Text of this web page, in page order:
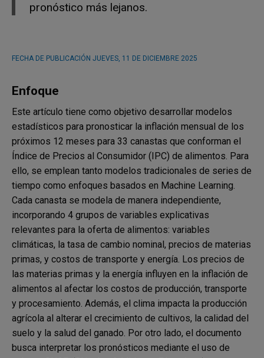
pronóstico más lejanos.
FECHA DE PUBLICACIÓN JUEVES, 11 DE DICIEMBRE 2025
Enfoque
Este artículo tiene como objetivo desarrollar modelos
estadísticos para pronosticar la inflación mensual de los
próximos 12 meses para 33 canastas que conforman el
Índice de Precios al Consumidor (IPC) de alimentos. Para
ello, se emplean tanto modelos tradicionales de series de
tiempo como enfoques basados en Machine Learning.
Cada canasta se modela de manera independiente,
incorporando 4 grupos de variables explicativas
relevantes para la oferta de alimentos: variables
climáticas, la tasa de cambio nominal, precios de materias
primas, y costos de transporte y energía. Los precios de
las materias primas y la energía influyen en la inflación de
alimentos al afectar los costos de producción, transporte
y procesamiento. Además, el clima impacta la producción
agrícola al alterar el crecimiento de cultivos, la calidad del
suelo y la salud del ganado. Por otro lado, el documento
busca interpretar los pronósticos mediante el uso de